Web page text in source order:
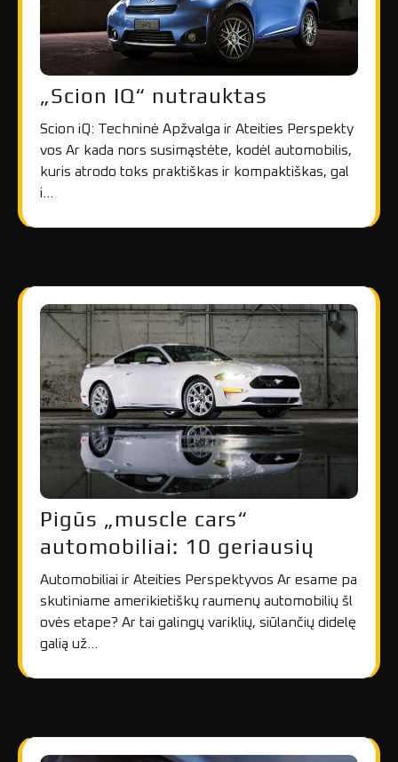
„Scion IQ“ nutrauktas
Scion iQ: Techninė Apžvalga ir Ateities Perspekty
vos Ar kada nors susimąstėte, kodėl automobilis,
kuris atrodo toks praktiškas ir kompaktiškas, gal
i…
Pigūs „muscle cars“
automobiliai: 10 geriausių
Automobiliai ir Ateities Perspektyvos Ar esame pa
skutiniame amerikietiškų raumenų automobilių šl
ovės etape? Ar tai galingų variklių, siūlančių didelę
galią už…